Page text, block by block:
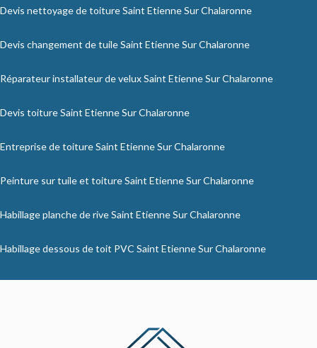
Devis nettoyage de toiture Saint Etienne Sur Chalaronne
Devis changement de tuile Saint Etienne Sur Chalaronne
Réparateur installateur de velux Saint Etienne Sur Chalaronne
Devis toiture Saint Etienne Sur Chalaronne
Entreprise de toiture Saint Etienne Sur Chalaronne
Peinture sur tuile et toiture Saint Etienne Sur Chalaronne
Habillage planche de rive Saint Etienne Sur Chalaronne
Habillage dessous de toit PVC Saint Etienne Sur Chalaronne